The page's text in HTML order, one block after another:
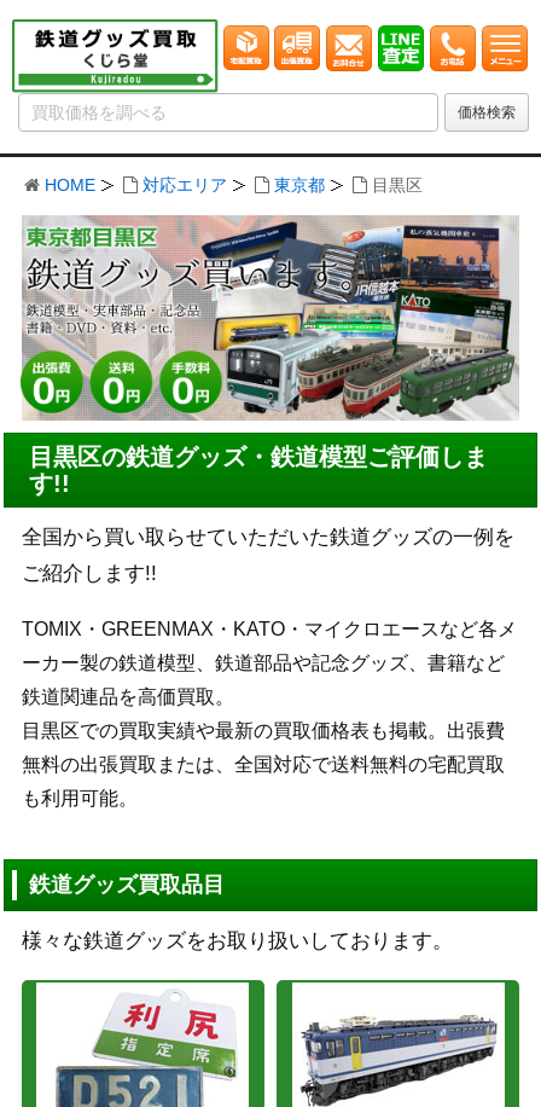
HOME 対応エリア 東京都 目黒区
目黒区の鉄道グッズ・鉄道模型ご評価しま
す!!
全国から買い取らせていただいた鉄道グッズの一例を
ご紹介します!!
TOMIX・GREENMAX・KATO・マイクロエースなど各メ
ーカー製の鉄道模型、鉄道部品や記念グッズ、書籍など
鉄道関連品を高価買取。
目黒区での買取実績や最新の買取価格表も掲載。出張費
無料の出張買取または、全国対応で送料無料の宅配買取
も利用可能。
鉄道グッズ買取品目
様々な鉄道グッズをお取り扱いしております。